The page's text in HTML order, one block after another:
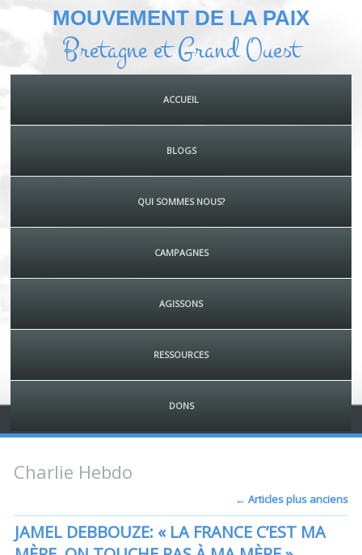
MOUVEMENT DE LA PAIX
Bretagne et Grand Ouest
ACCUEIL
BLOGS
QUI SOMMES NOUS?
CAMPAGNES
AGISSONS
RESSOURCES
DONS
Charlie Hebdo
← Articles plus anciens
JAMEL DEBBOUZE: « LA FRANCE C’EST MA